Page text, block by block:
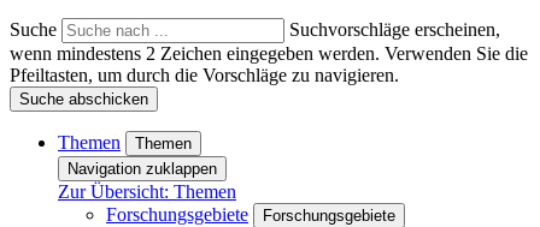
Suche
Suchvorschläge erscheinen,
wenn mindestens 2 Zeichen eingegeben werden. Verwenden Sie die
Pfeiltasten, um durch die Vorschläge zu navigieren.
Suche abschicken
Themen
Themen
Navigation zuklappen
Zur Übersicht: Themen
Forschungsgebiete
Forschungsgebiete